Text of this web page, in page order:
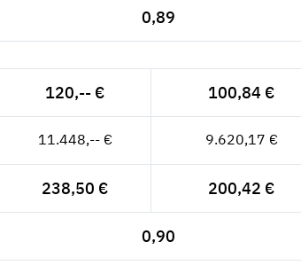
0,89
120,-- € 100,84 €
11.448,-- € 9.620,17 €
238,50 € 200,42 €
0,90